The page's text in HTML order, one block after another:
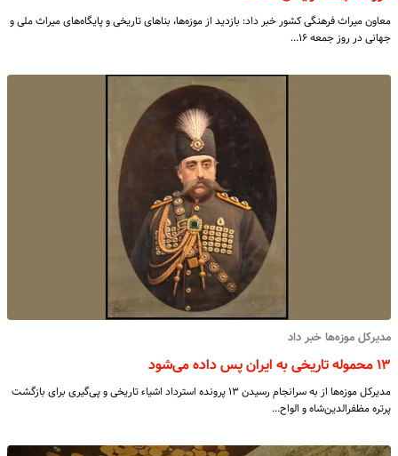
معاون میراث‌ فرهنگی کشور خبر داد: بازدید از موزه‌ها، بناهای تاریخی و پایگاه‌های میراث‌ ملی و
جهانی در روز جمعه ۱۶…
مدیرکل موزه‌ها خبر داد
۱۳ محموله تاریخی به ایران پس داده می‌شود
مدیرکل موزه‌ها از به سرانجام رسیدن ۱۳ پرونده استرداد اشیاء‌ تاریخی و پی‌گیری برای بازگشت
پرتره مظفرالدین‌شاه و الواح…